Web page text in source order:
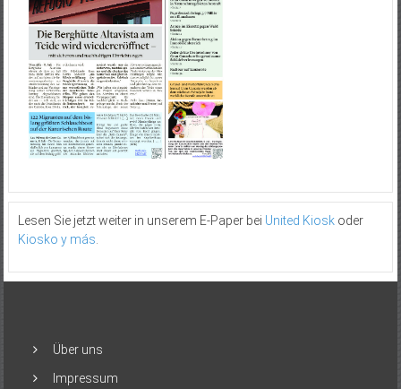
Lesen Sie jetzt weiter in unserem E-Paper bei United Kioskoder
Kiosko y más
Über uns
Impressum